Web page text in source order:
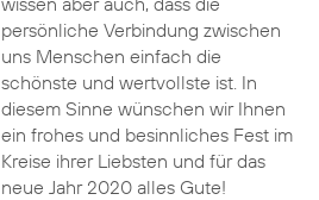
persönliche Verbindung zwischen
uns Menschen einfach die
schönste und wertvollste ist. In
diesem Sinne wünschen wir Ihnen
ein frohes und besinnliches Fest im
Kreise ihrer Liebsten und für das
neue Jahr 2020 alles Gute!